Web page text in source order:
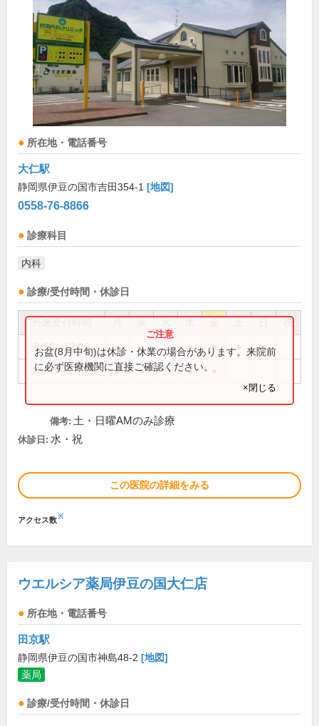
所在地・電話番号
大仁駅
静岡県伊豆の国市吉田354-1 [地図]
0558-76-8866
診療科目
内科
診療/受付時間・休診日
祝
8:30～12:00 ● ● ● ● ●
14:00～17:30 ● ● ●
お盆(8月中旬)は休診・休業の場合があります。来院前
に必ず医療機関に直接ご確認ください。
×閉じる
備考: 土・日曜AMのみ診療
休診日: 水・祝
この医院の詳細をみる
アクセス数※
ウエルシア薬局伊豆の国大仁店
所在地・電話番号
田京駅
静岡県伊豆の国市神島48-2 [地図]
薬局
診療/受付時間・休診日